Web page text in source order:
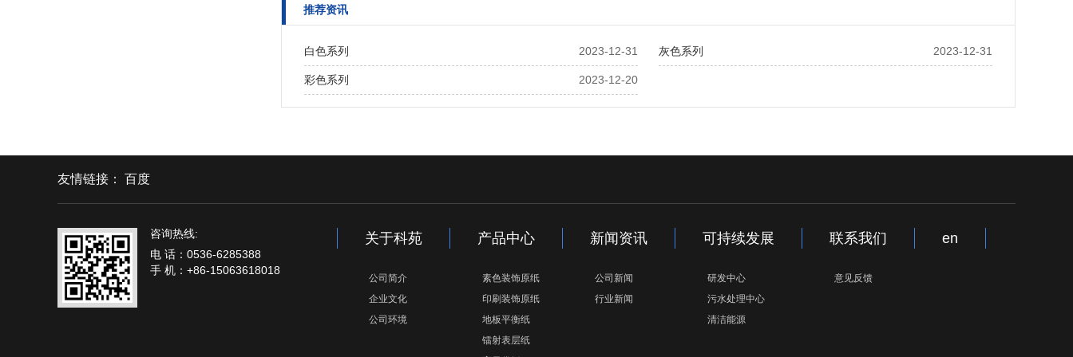
推荐资讯
2023-12-31
白色系列 2023-12-31
灰色系列
2023-12-20
彩色系列
友情链接： 百度
咨询热线:
电 话：0536-6285388
手 机：+86-15063618018
关于科苑
公司简介
企业文化
公司环境
产品中心
素色装饰原纸
印刷装饰原纸
地板平衡纸
镭射表层纸
新闻资讯
公司新闻
行业新闻
可持续发展
研发中心
污水处理中心
清洁能源
联系我们
意见反馈
en